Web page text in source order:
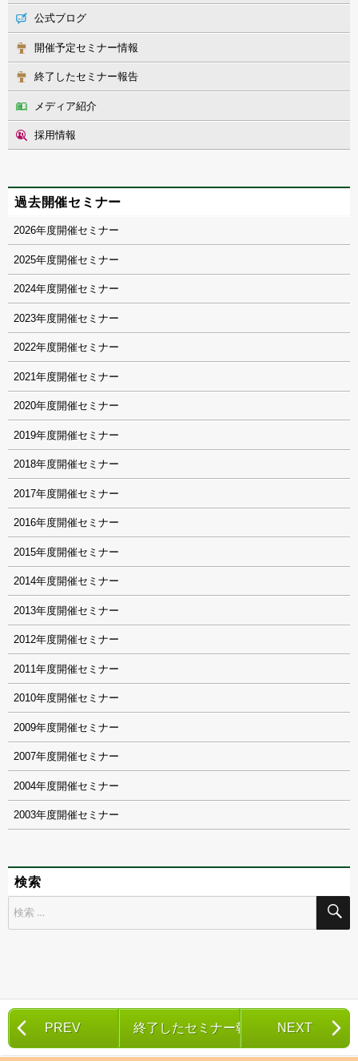
公式ブログ
開催予定セミナー情報
終了したセミナー報告
メディア紹介
採用情報
過去開催セミナー
2026
2025
2024
2023
2022
2021
2020
2019
2018
2017
2016
2015
2014
2013
2012
2011
2010
2009
2007
2004
2003
検索
PREV 終了したセミナー報告一覧NEXT